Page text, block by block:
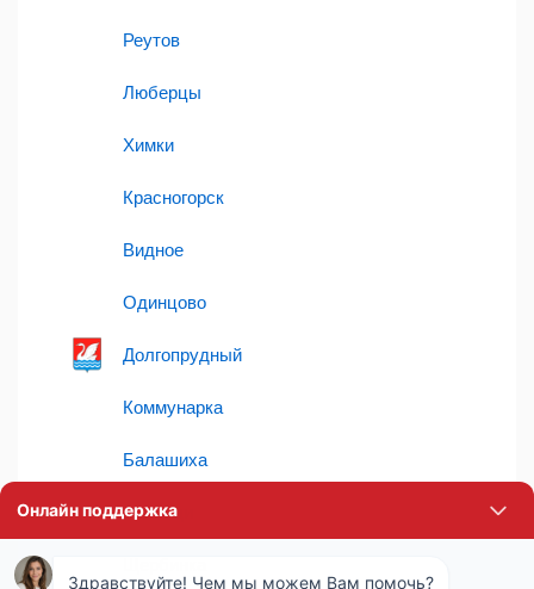
Реутов
Люберцы
Химки
Красногорск
Видное
Одинцово
Долгопрудный
Коммунарка
Балашиха
Мытищи